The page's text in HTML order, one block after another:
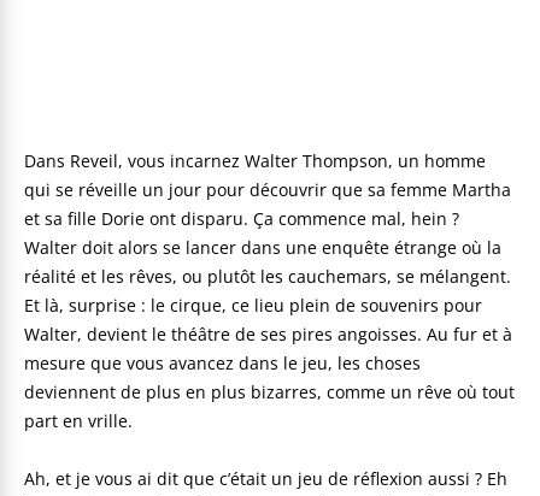
Dans Reveil, vous incarnez Walter Thompson, un homme
qui se réveille un jour pour découvrir que sa femme Martha
et sa fille Dorie ont disparu. Ça commence mal, hein ?
Walter doit alors se lancer dans une enquête étrange où la
réalité et les rêves, ou plutôt les cauchemars, se mélangent.
Et là, surprise : le cirque, ce lieu plein de souvenirs pour
Walter, devient le théâtre de ses pires angoisses. Au fur et à
mesure que vous avancez dans le jeu, les choses
deviennent de plus en plus bizarres, comme un rêve où tout
part en vrille.
Ah, et je vous ai dit que c’était un jeu de réflexion aussi ? Eh